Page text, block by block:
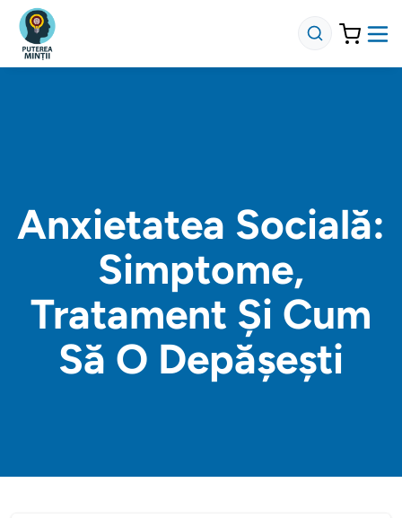
Anxietatea Socială:
Simptome,
Tratament Și Cum
Să O Depășești